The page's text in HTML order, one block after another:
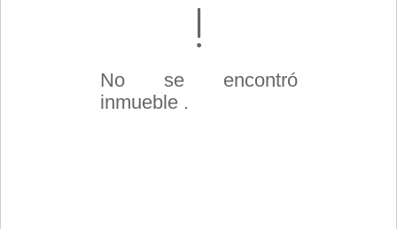
No se encontró
inmueble .